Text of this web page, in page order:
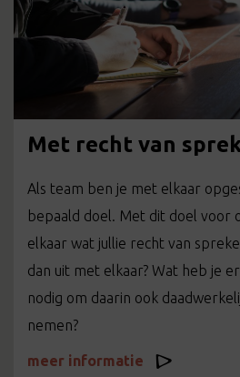
Met recht van
Als team ben je met elkaar
bepaald doel. Met dit doel voor
elkaar wat jullie recht van
dan uit met elkaar? Wat heb je
nodig om daarin ook
nemen?
meer informatie